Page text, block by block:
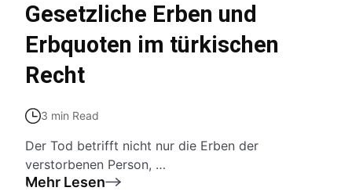
Gesetzliche Erben und
Erbquoten im türkischen
Recht
3 min Read
Der Tod betrifft nicht nur die Erben der
verstorbenen Person, …
Mehr Lesen